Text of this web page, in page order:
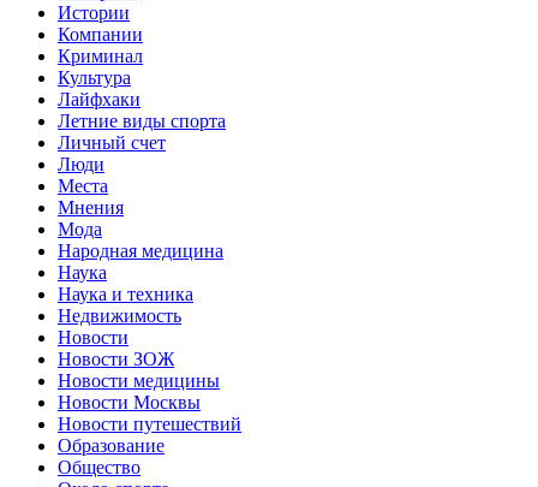
Истории
Компании
Криминал
Культура
Лайфхаки
Летние виды спорта
Личный счет
Люди
Места
Мнения
Мода
Народная медицина
Наука
Наука и техника
Недвижимость
Новости
Новости ЗОЖ
Новости медицины
Новости Москвы
Новости путешествий
Образование
Общество